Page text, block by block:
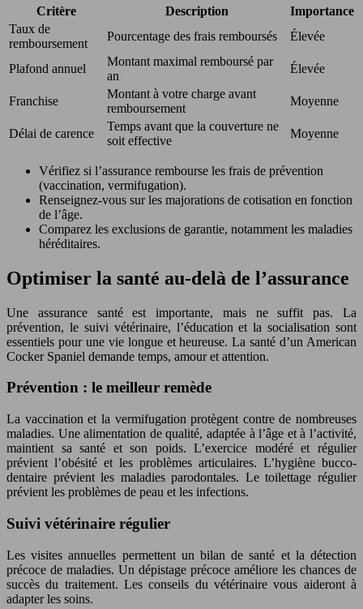
Critère Description
Importance
Taux de
remboursement
Pourcentage des frais remboursés Élevée
Plafond annuel
Montant maximal remboursé par
an
Élevée
Franchise
Montant à votre charge avant
remboursement
Moyenne
Délai de carence
Temps avant que la couverture ne
soit effective
Moyenne
Vérifiez si l’assurance rembourse les frais de prévention
(vaccination, vermifugation).
Renseignez-vous sur les majorations de cotisation en fonction
de l’âge.
Comparez les exclusions de garantie, notamment les maladies
héréditaires.
Optimiser la santé au-delà de l’assurance
Une assurance santé est importante, mais ne suffit pas. La
prévention, le suivi vétérinaire, l’éducation et la socialisation sont
essentiels pour une vie longue et heureuse. La santé d’un American
Cocker Spaniel demande temps, amour et attention.
Prévention : le meilleur remède
La vaccination et la vermifugation protègent contre de nombreuses
maladies. Une alimentation de qualité, adaptée à l’âge et à l’activité,
maintient sa santé et son poids. L’exercice modéré et régulier
prévient l’obésité et les problèmes articulaires. L’hygiène bucco-
dentaire prévient les maladies parodontales. Le toilettage régulier
prévient les problèmes de peau et les infections.
Suivi vétérinaire régulier
Les visites annuelles permettent un bilan de santé et la détection
précoce de maladies. Un dépistage précoce améliore les chances de
succès du traitement. Les conseils du vétérinaire vous aideront à
adapter les soins.